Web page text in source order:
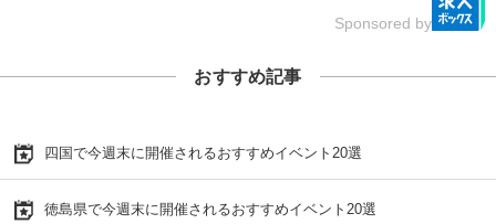
Sponsored by
おすすめ記事
四国で今週末に開催されるおすすめイベント20選
徳島県で今週末に開催されるおすすめイベント20選